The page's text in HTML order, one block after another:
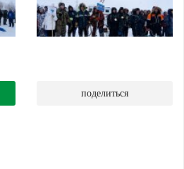
поделиться